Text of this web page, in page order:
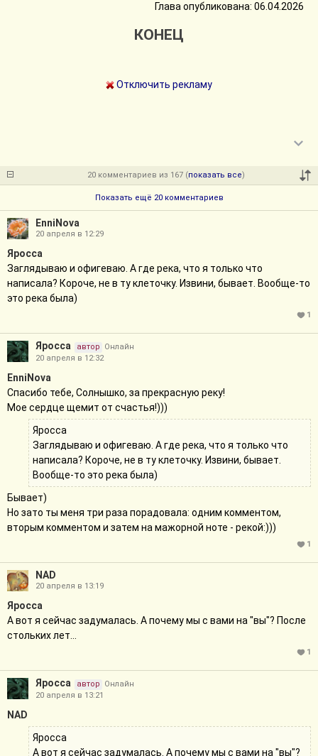
Глава опубликована: 06.04.2026
КОНЕЦ
Отключить рекламу
20 комментариев из 167 (показать все)
Показать ещё 20 комментариев
EnniNova
20 апреля в 12:29
Яросса
Заглядываю и офигеваю. А где река, что я только что
написала? Короче, не в ту клеточку. Извини, бывает. Вообще-то
это река была)
1
Яросса автор
Онлайн
20 апреля в 12:32
EnniNova
Спасибо тебе, Солнышко, за прекрасную реку!
Мое сердце щемит от счастья!)))
Яросса
Заглядываю и офигеваю. А где река, что я только что
написала? Короче, не в ту клеточку. Извини, бывает.
Вообще-то это река была)
Бывает)
Но зато ты меня три раза порадовала: одним комментом,
вторым комментом и затем на мажорной ноте - рекой:)))
1
NAD
20 апреля в 13:19
Яросса
А вот я сейчас задумалась. А почему мы с вами на "вы"? После
стольких лет...
1
Яросса автор
Онлайн
20 апреля в 13:21
NAD
Яросса
А вот я сейчас задумалась. А почему мы с вами на "вы"?